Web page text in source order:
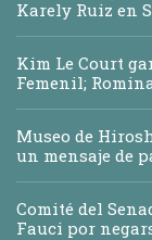
Karely Ruiz en
Kim Le Court
Femenil;
Museo de
un mensaje de
Comité del
Fauci por